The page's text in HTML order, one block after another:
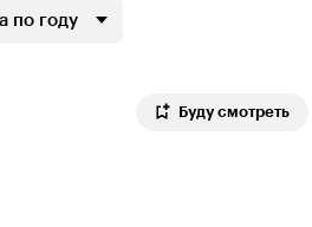
по году
Буду смотреть